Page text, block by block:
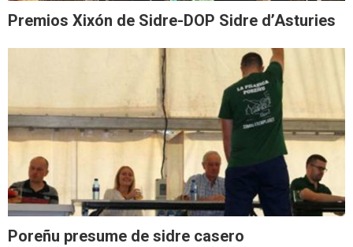
Premios Xixón de Sidre-DOP Sidre d’Asturies
Poreñu presume de sidre casero